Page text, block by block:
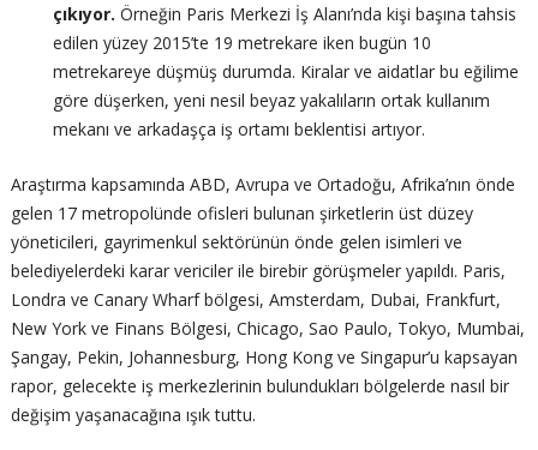
çıkıyor. Örneğin Paris Merkezi İş Alanı’nda kişi başına tahsis
edilen yüzey 2015’te 19 metrekare iken bugün 10
metrekareye düşmüş durumda. Kiralar ve aidatlar bu eğilime
göre düşerken, yeni nesil beyaz yakalıların ortak kullanım
mekanı ve arkadaşça iş ortamı beklentisi artıyor.
Araştırma kapsamında ABD, Avrupa ve Ortadoğu, Afrika’nın önde
gelen 17 metropolünde ofisleri bulunan şirketlerin üst düzey
yöneticileri, gayrimenkul sektörünün önde gelen isimleri ve
belediyelerdeki karar vericiler ile birebir görüşmeler yapıldı. Paris,
Londra ve Canary Wharf bölgesi, Amsterdam, Dubai, Frankfurt,
New York ve Finans Bölgesi, Chicago, Sao Paulo, Tokyo, Mumbai,
Şangay, Pekin, Johannesburg, Hong Kong ve Singapur’u kapsayan
rapor, gelecekte iş merkezlerinin bulundukları bölgelerde nasıl bir
değişim yaşanacağına ışık tuttu.